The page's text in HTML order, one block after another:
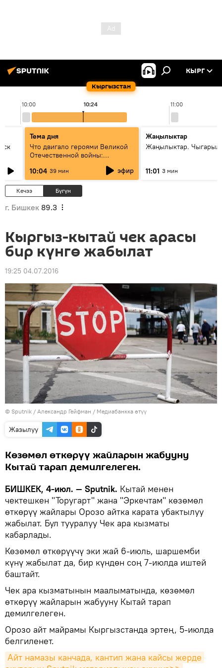
Кыргызстан
КЫРГ
10:00 11:00
10:24
Тема дня
Что двигало героями Великой
Отечественной войны:
Тулебердиева
10:04 39 мин эфир
Жаңылыктар
Жаңылыктар.
11:01 3 мин
Кечээ Бүгүн
г. Бишкек 89.3
Кыргыз-кытай чек арасы
бир күнгө жабылат
19:25 04.07.2016
© Sputnik / Александр Гейфман / Медиабанкка өтүү
Жазылуу
Көзөмөл өткөрүү жайларын жабууну
Кытай тарап демилгелеген.
БИШКЕК, 4-июл. — Sputnik. Кытай менен
чектешкен "Торугарт" жана "Эркечтам" көзөмөл
өткөрүү жайлары Орозо айтка карата убактылуу
жабылат. Бул тууралуу Чек ара кызматы
кабарлады.
Көзөмөл өткөрүүчү эки жай 6-июль, шаршемби
күнү жабылат да, бир күндөн соң 7-июлда иштей
баштайт.
Чек ара кызматынын маалыматында, көзөмөл
өткөрүү жайларын жабууну Кытай тарап
демилгелеген.
Орозо айт майрамы Кыргызстанда эртең, 5-июлда
белгиленет.
Айт намазы канчада, кантип жана кайсы жерде